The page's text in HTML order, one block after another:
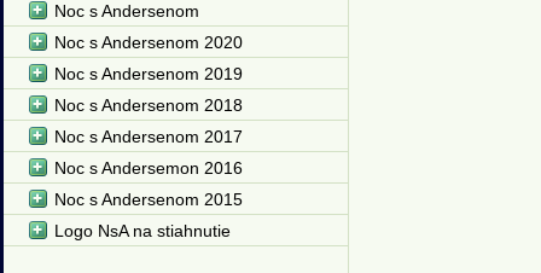
Noc s Andersenom
Noc s Andersenom 2020
Noc s Andersenom 2019
Noc s Andersenom 2018
Noc s Andersenom 2017
Noc s Andersemon 2016
Noc s Andersenom 2015
Logo NsA na stiahnutie